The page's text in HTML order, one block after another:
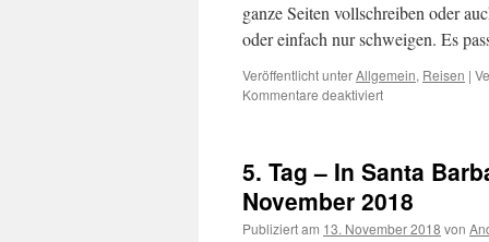
ganze Seiten vollschreiben oder
oder einfach nur schweigen. Es
Veröffentlicht unterAllgemein, Reisen |
Kommentare deaktiviert
Mit
dem
„Coast
Starlight“
5. Tag – In Santa
November 2018
Publiziert am 13. November 2018 von